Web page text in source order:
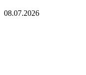
08.07.2026